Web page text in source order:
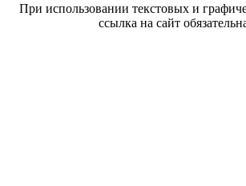
При использовании текстовых и
ссылка на сайт